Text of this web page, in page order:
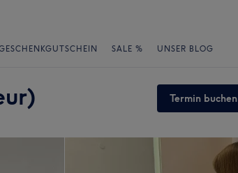
SALE % UNSER BLOG
Termin buchen